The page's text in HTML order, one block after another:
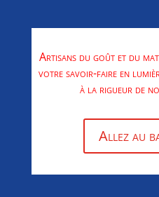
Artisans du goût et du
votre savoir-faire en
à la rigueur de
Allez au